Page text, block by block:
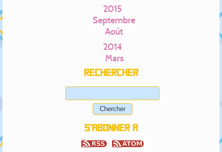
2015
Septembre
Août
2014
Mars
Rechercher
S'abonner à